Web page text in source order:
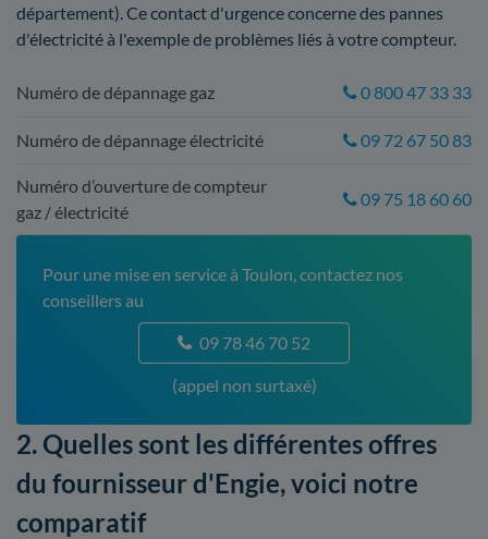
département). Ce contact d'urgence concerne des pannes
d'électricité à l'exemple de problèmes liés à votre compteur.
Numéro de dépannage gaz 0 800 47 33 33
Numéro de dépannage électricité 09 72 67 50 83
Numéro d’ouverture de compteur
gaz / électricité
09 75 18 60 60
Pour une mise en service à Toulon, contactez nos
conseillers au
09 78 46 70 52
(appel non surtaxé)
2. Quelles sont les différentes offres
du fournisseur d'Engie, voici notre
comparatif